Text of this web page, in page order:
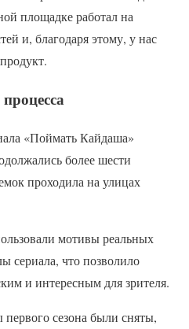
площадке работал на
и, благодаря этому, у нас
«Поймать Кайдаша»
более шести
проходила на улицах
мотивы реальных
сериала, что позволило
и интересным для зрителя.
первого сезона были сняты,